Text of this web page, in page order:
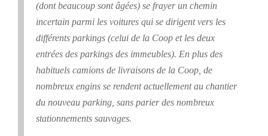
(dont beaucoup sont âgées) se frayer un chemin
incertain parmi les voitures qui se dirigent vers les
différents parkings (celui de la Coop et les deux
entrées des parkings des immeubles). En plus des
habituels camions de livraisons de la Coop, de
nombreux engins se rendent actuellement au chantier
du nouveau parking, sans parier des nombreux
stationnements sauvages.